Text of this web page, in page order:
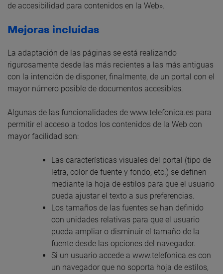
de accesibilidad para contenidos en la Web».
Mejoras incluidas
La adaptación de las páginas se está realizando
rigurosamente desde las más recientes a las más antiguas
con la intención de disponer, finalmente, de un portal con el
mayor número posible de documentos accesibles.
Algunas de las funcionalidades de www.telefonica.es para
permitir el acceso a todos los contenidos de la Web con
mayor facilidad son:
Las características visuales del portal (tipo de
letra, color de fuente y fondo, etc.) se definen
mediante la hoja de estilos para que el usuario
pueda ajustar el texto a sus preferencias.
Los tamaños de las fuentes se han definido
con unidades relativas para que el usuario
pueda ampliar o disminuir el tamaño de la
fuente desde las opciones del navegador.
Si un usuario accede a www.telefonica.es con
un navegador que no soporta hoja de estilos,